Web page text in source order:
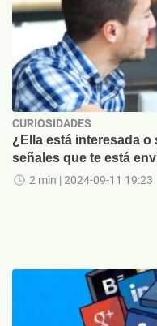
CURIOSIDADES
¿Ella está interesada
señales que te está
2 min | 2024-09-11 19:23